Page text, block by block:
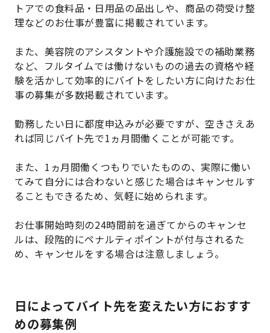
トアでの食料品・日用品の品出しや、商品の荷受け整
理などのお仕事が豊富に掲載されています。
また、美容院のアシスタントや介護施設での補助業務
など、フルタイムでは働けないものの過去の資格や経
験を活かして効率的にバイトをしたい方に向けたお仕
事の募集が多数掲載されています。
勤務したい日に都度申込みが必要ですが、空きさえあ
れば同じバイト先で1ヵ月間働くことが可能です。
また、1ヵ月間働くつもりでいたものの、実際に働い
てみて自分には合わないと感じた場合はキャンセルす
ることもできるため、気軽に始められます。
お仕事開始時刻の24時間前を過ぎてからのキャンセ
ルは、段階的にペナルティポイントが付与されるた
め、キャンセルをする場合は注意しましょう。
日によってバイト先を変えたい方におすす
めの募集例